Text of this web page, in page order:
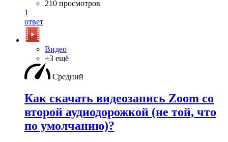
210 просмотров
1
ответ
Видео
+3 ещё
Средний
Как скачать видеозапись Zoom со
второй аудиодорожкой (не той, что
по умолчанию)?